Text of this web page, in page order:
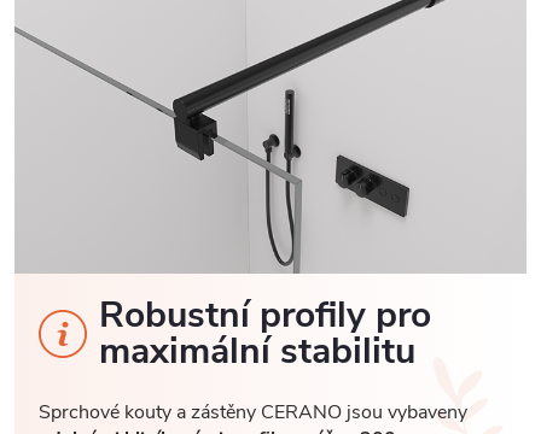
Robustní profily pro
maximální stabilitu
Sprchové kouty a zástěny CERANO jsou vybaveny